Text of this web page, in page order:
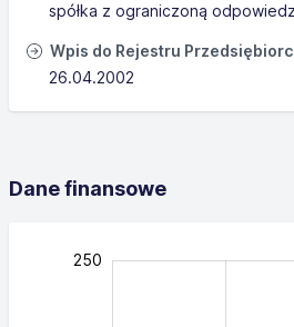
spółka z ograniczoną
Wpis do Rejestru
26.04.2002
Dane finansowe
250